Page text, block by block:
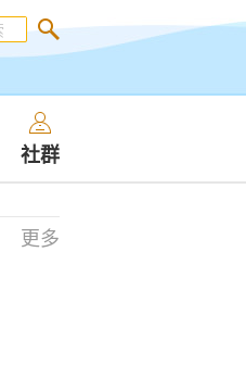
社群
更多